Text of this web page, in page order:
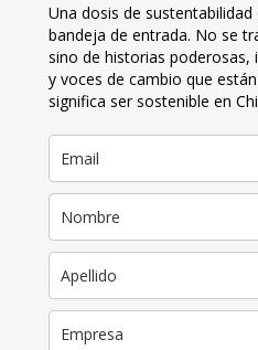
Una dosis de
bandeja de entrada. No se
sino de historias poderosas,
y voces de cambio que
significa ser sostenible en